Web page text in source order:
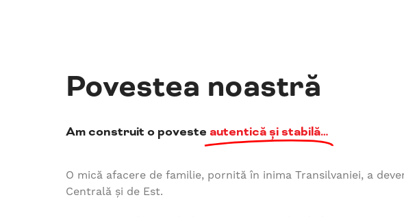
Povestea noastră
Am construit o poveste autentică și stabilă…
O mică afacere de familie, pornită în inima Transilvaniei, a
Centrală și de Est.